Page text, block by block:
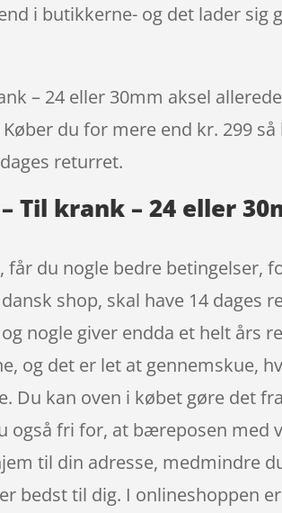
i butikkerne- og det lader sig
– 24 eller 30mm aksel
du for mere end kr. 299
returret.
Til krank – 24 eller
du nogle bedre betingelser,
shop, skal have 14 dages
nogle giver endda et helt års
og det er let at gennemskue,
Du kan oven i købet gøre det
også fri for, at bæreposen med
til din adresse, medmindre
bedst til dig. I onlineshoppen